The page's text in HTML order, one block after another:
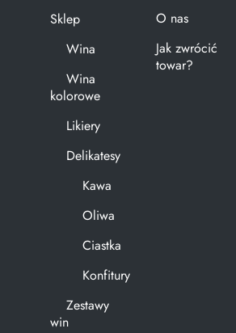
Sklep
Wina
Wina
kolorowe
Likiery
Delikatesy
Kawa
Oliwa
Ciastka
Konfitury
Zestawy
win
O nas
Jak zwrócić
towar?